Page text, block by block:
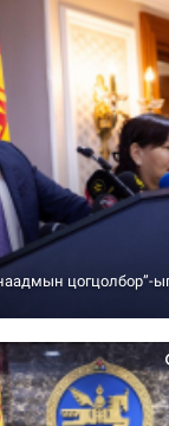
цогцолбор”-